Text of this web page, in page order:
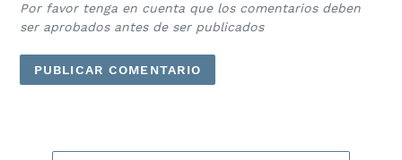
Por favor tenga en cuenta que los comentarios deben
ser aprobados antes de ser publicados